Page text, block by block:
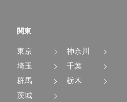
関東
東京
神奈川
埼玉
千葉
群馬
栃木
茨城